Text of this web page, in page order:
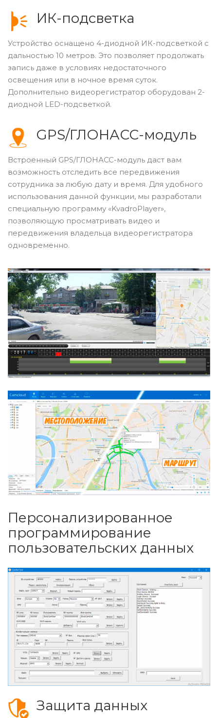
ИК-подсветка
Устройство оснащено 4-диодной ИК-подсветкой с
дальностью 10 метров. Это позволяет продолжать
запись даже в условиях недостаточного
освещения или в ночное время суток.
Дополнительно видеорегистратор оборудован 2-
диодной LED-подсветкой.
GPS/ГЛОНАСС-модуль
Встроенный GPS/ГЛОНАСС-модуль даст вам
возможность отследить все передвижения
сотрудника за любую дату и время. Для удобного
использования данной функции, мы разработали
специальную программу «KvadroPlayer»,
позволяющую просматривать видео и
передвижения владельца видеорегистратора
одновременно.
Персонализированное
программирование
пользовательских данных
Защита данных